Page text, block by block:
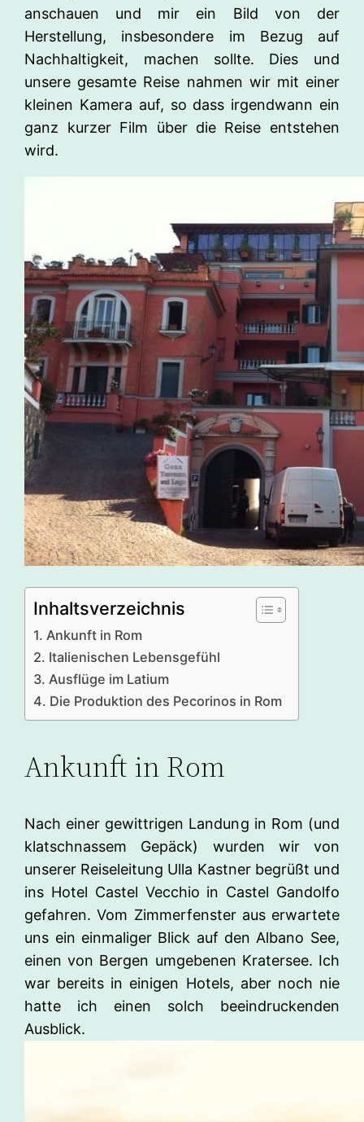
anschauen und mir ein Bild von der
Herstellung, insbesondere im Bezug auf
Nachhaltigkeit, machen sollte. Dies und
unsere gesamte Reise nahmen wir mit einer
kleinen Kamera auf, so dass irgendwann ein
ganz kurzer Film über die Reise entstehen
wird.
Inhaltsverzeichnis
Ankunft in Rom
Italienischen Lebensgefühl
Ausflüge im Latium
Die Produktion des Pecorinos in Rom
Ankunft in Rom
Nach einer gewittrigen Landung in Rom (und
klatschnassem Gepäck) wurden wir von
unserer Reiseleitung Ulla Kastner begrüßt und
ins Hotel Castel Vecchio in Castel Gandolfo
gefahren. Vom Zimmerfenster aus erwartete
uns ein einmaliger Blick auf den Albano See,
einen von Bergen umgebenen Kratersee. Ich
war bereits in einigen Hotels, aber noch nie
hatte ich einen solch beeindruckenden
Ausblick.